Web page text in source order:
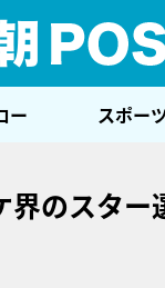
ー スポー
のスター